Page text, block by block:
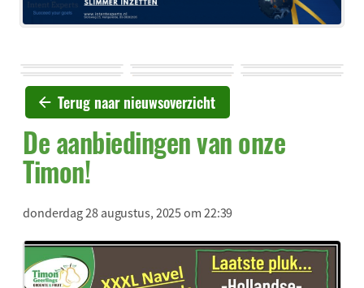
Terug naar nieuwsoverzicht
De aanbiedingen van onze
Timon!
donderdag 28 augustus, 2025 om 22:39